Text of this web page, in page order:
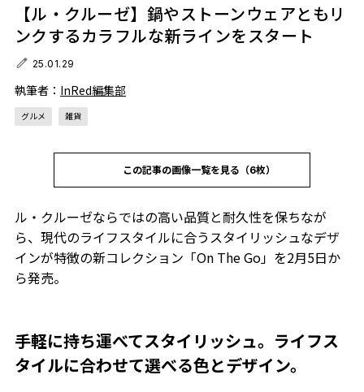
【ル・クルーゼ】鍋やストーンウェアともリ
ンクするカラフルな新ラインをスタート
25.01.29
執筆者： InRed編集部
グルメ 雑貨
この記事の画像一覧を見る（6枚）
ル・クルーゼならではの高い品質と耐久性を保ちなが
ら、現代のライフスタイルに合うスタイリッシュなデザ
インが特徴の新コレクション「On The Go」を2月5日か
ら発売。
手軽に持ち運べてスタイリッシュ。ライフス
タイルに合わせて選べる色とデザイン。